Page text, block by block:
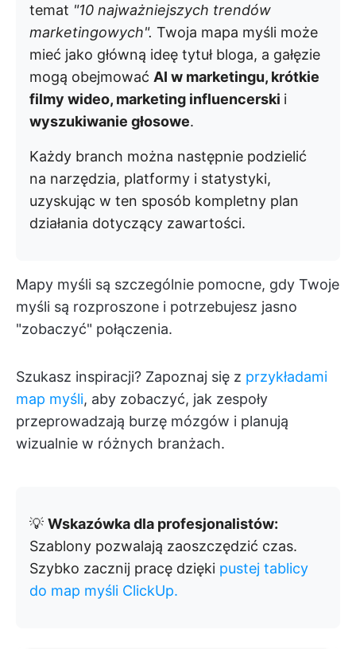
temat "10 najważniejszych trendów
marketingowych". Twoja mapa myśli może
mieć jako główną ideę tytuł bloga, a gałęzie
mogą obejmować AI w marketingu, krótkie
filmy wideo, marketing influencerski i
wyszukiwanie głosowe.
Każdy branch można następnie podzielić
na narzędzia, platformy i statystyki,
uzyskując w ten sposób kompletny plan
działania dotyczący zawartości.
Mapy myśli są szczególnie pomocne, gdy Twoje
myśli są rozproszone i potrzebujesz jasno
"zobaczyć" połączenia.
Szukasz inspiracji? Zapoznaj się z przykładami
map myśli, aby zobaczyć, jak zespoły
przeprowadzają burzę mózgów i planują
wizualnie w różnych branżach.
💡 Wskazówka dla profesjonalistów:
Szablony pozwalają zaoszczędzić czas.
Szybko zacznij pracę dzięki pustej tablicy
do map myśli ClickUp.